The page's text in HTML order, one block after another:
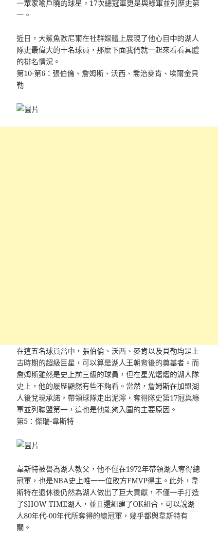
一眾家喻戶曉的球星，17次總冠軍更是與綠軍並列歷史第
一。
近日，大鯊魚歐尼爾在社群媒體上展現了他心目中的湖人
隊史最偉大的十名球員，那麼下面我們就一起來看看具體
的排名情況。
第10-第6：張伯倫、詹姆斯、沃西、喬治麥肯、埃爾金貝
勒
在這五名球員當中，張伯倫、沃西、麥肯以及貝勒均是上
古時期的超級巨星，可以算是湖人王朝背後的奠基者。而
詹姆斯雖然是史上前三級的球員，但在星光熠熠的湖人隊
史上，他的履歷顯然有些不夠看。當然，詹姆斯在加盟湖
人後兌現承諾，帶領球隊走出泥濘，奪得隊史第17冠與綠
軍並列聯盟第一，這也是他能夠入圍的主要原因。
第5：傑瑞-韋斯特
韋斯特被譽為湖人教父，他不僅在1972年帶領湖人奪得總
冠軍，也是NBA史上唯一一位敗方FMVP得主。此外，韋
斯特在退休後仍然為湖人做出了巨大貢獻，不僅一手打造
了SHOW TIME湖人，並且還組建了OK組合，可以說湖
人80年代-00年代所奪得的總冠軍，幾乎都與韋斯特有
關。